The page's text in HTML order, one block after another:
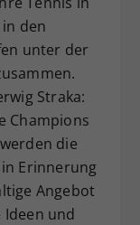
den
unter der
Straka:
Champions
die
Erinnerung
Angebot
Ideen und